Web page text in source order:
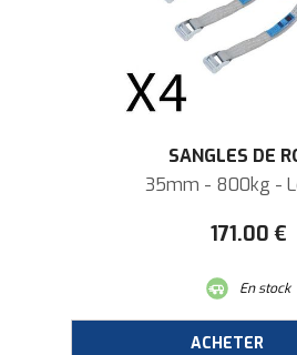
SANGLES DE
35mm - 800kg -
171.00 €
En stock